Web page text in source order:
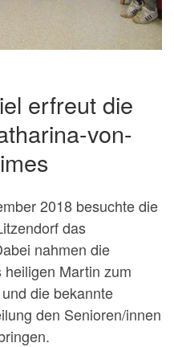
erfreut die
von-
2018 besuchte die
das
nahmen die
Martin zum
die bekannte
den Senioren/innen